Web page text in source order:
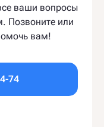
ваши вопросы
Позвоните или
вам!
74